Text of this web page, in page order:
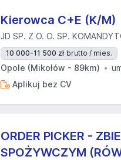
Kierowca C+E (K/M)
JD SP. Z O. O. SP.
10 000-11 500 zł brutto / mies.
Opole (Mikołów - 89km)
Aplikuj bez CV
ORDER PICKER -
SPOŻYWCZYM